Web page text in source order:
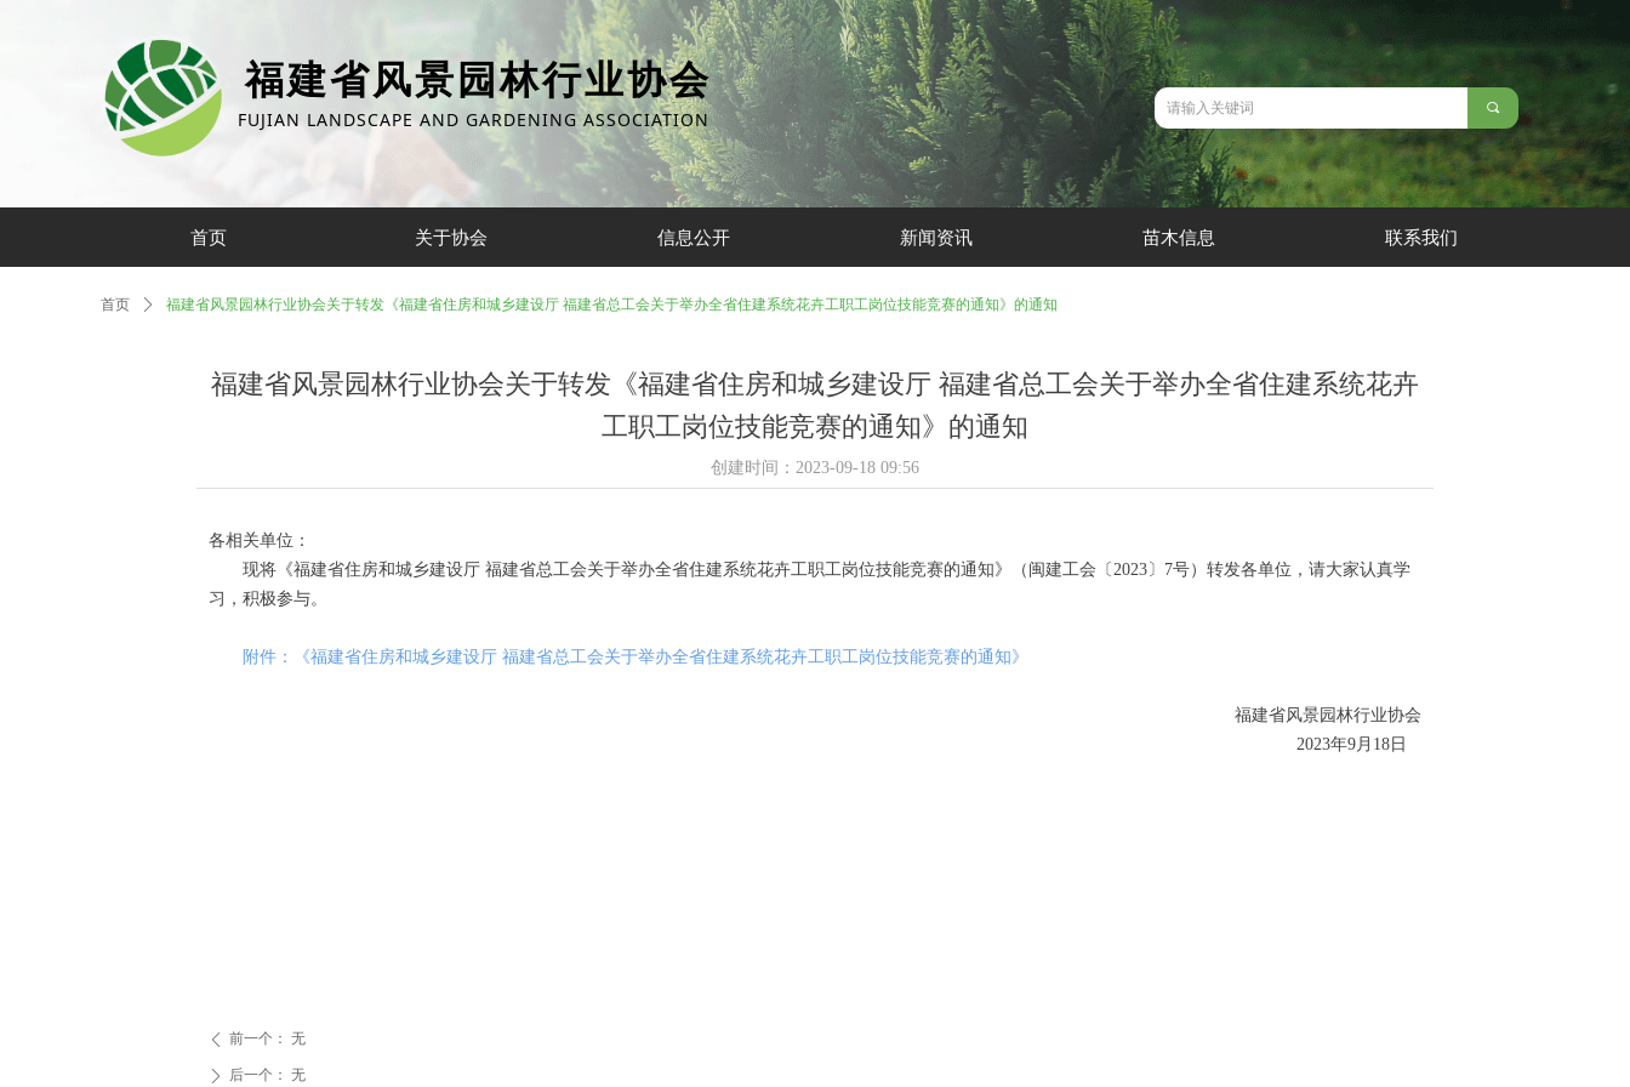
福建省风景园林行业协会
FUJIAN LANDSCAPE AND GARDENING ASSOCIATION
끠
首页 关于协会 信息公开 新闻资讯 苗木信息 联系我们
福建省风景园林行业协会关于转发《福建省住房和城乡建设厅 福建省总工会关于举办全省住建系统花卉
工职工岗位技能竞赛的通知》的通知
各相关单位：
现将《福建省住房和城乡建设厅 福建省总工会关于举办全省住建系统花卉工职工岗位技能竞赛的通知》（闽建工会〔2023〕7号）转发各单位，请大家认真学
习，积极参与。
附件：《福建省住房和城乡建设厅 福建省总工会关于举办全省住建系统花卉工职工岗位技能竞赛的通知》
福建省风景园林行业协会
2023年9月18日
ꄴ 前一个： 无
ꄲ 后一个： 无
首页 ꄲ 福建省风景园林行业协会关于转发《福建省住房和城乡建设厅 福建省总工会关于举办全省住建系统花卉工职工岗位技能竞赛的通知》的通知
创建时间： 2023-09-18 09:56